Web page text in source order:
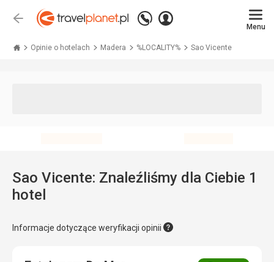
Wstecz
Zadzwoń
+48 71 771 76 55
Zaloguj
Menu
Opinie o hotelach Madera %LOCALITY% Sao Vicente
Sao Vicente: Znaleźliśmy dla Ciebie 1
hotel
Informacje dotyczące weryfikacji opinii